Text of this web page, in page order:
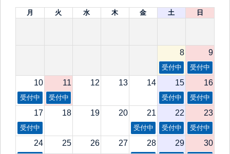
月 火 水 木 金 土 日
8 9
受付中 受付中
10 11 12 13 14 15 16
受付中 受付中 受付中 受付中
17 18 19 20 21 22 23
受付中 受付中 受付中 受付中
24 25 26 27 28 29 30